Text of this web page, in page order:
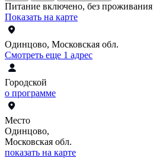
Питание включено, без проживания
Показать на карте
Одинцово, Московская обл.
Смотреть еще 1 адрес
Городской
о программе
Место
Одинцово,
Московская обл.
показать на карте